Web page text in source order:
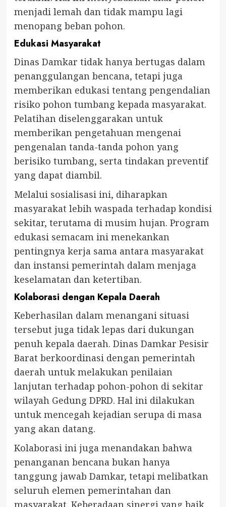
menjadi lemah dan tidak mampu lagi
menopang beban pohon.
Edukasi Masyarakat
Dinas Damkar tidak hanya bertugas dalam
penanggulangan bencana, tetapi juga
memberikan edukasi tentang pengendalian
risiko pohon tumbang kepada masyarakat.
Pelatihan diselenggarakan untuk
memberikan pengetahuan mengenai
pengenalan tanda-tanda pohon yang
berisiko tumbang, serta tindakan preventif
yang dapat diambil.
Melalui sosialisasi ini, diharapkan
masyarakat lebih waspada terhadap kondisi
sekitar, terutama di musim hujan. Program
edukasi semacam ini menekankan
pentingnya kerja sama antara masyarakat
dan instansi pemerintah dalam menjaga
keselamatan dan ketertiban.
Kolaborasi dengan Kepala Daerah
Keberhasilan dalam menangani situasi
tersebut juga tidak lepas dari dukungan
penuh kepala daerah. Dinas Damkar Pesisir
Barat berkoordinasi dengan pemerintah
daerah untuk melakukan penilaian
lanjutan terhadap pohon-pohon di sekitar
wilayah Gedung DPRD. Hal ini dilakukan
untuk mencegah kejadian serupa di masa
yang akan datang.
Kolaborasi ini juga menandakan bahwa
penanganan bencana bukan hanya
tanggung jawab Damkar, tetapi melibatkan
seluruh elemen pemerintahan dan
masyarakat. Keberadaan sinergi yang baik